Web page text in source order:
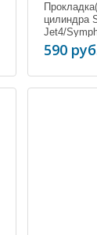
цилиндра
Jet4/
590